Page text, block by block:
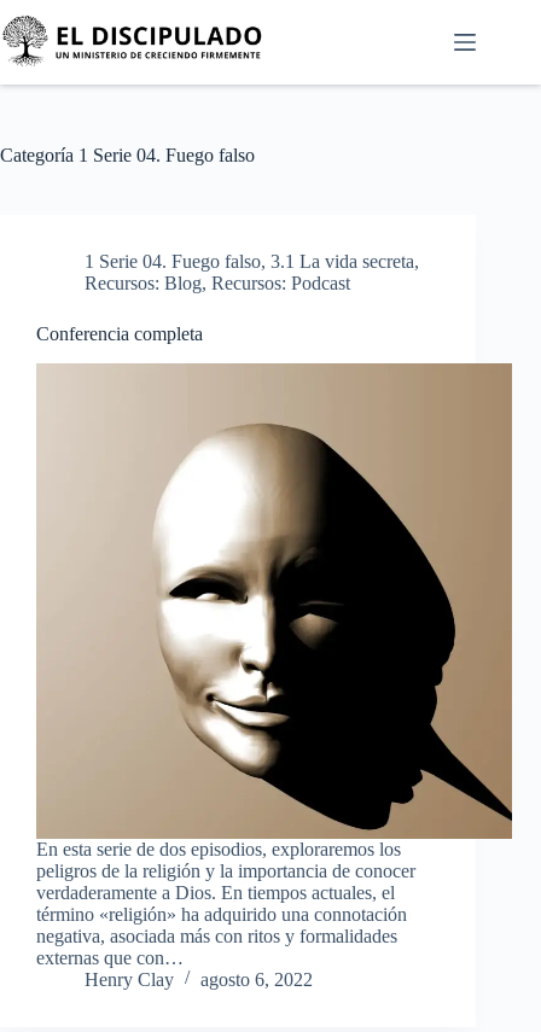
Categoría 1 Serie 04. Fuego falso
1 Serie 04. Fuego falso, 3.1 La vida secreta,
Recursos: Blog, Recursos: Podcast
Conferencia completa
En esta serie de dos episodios, exploraremos los
peligros de la religión y la importancia de conocer
verdaderamente a Dios. En tiempos actuales, el
término «religión» ha adquirido una connotación
negativa, asociada más con ritos y formalidades
externas que con…
Henry Clay
agosto 6, 2022